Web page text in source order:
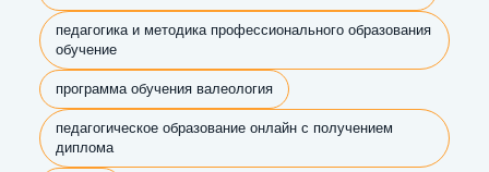
педагогика и методика профессионального образования
обучение
программа обучения валеология
педагогическое образование онлайн с получением
диплома